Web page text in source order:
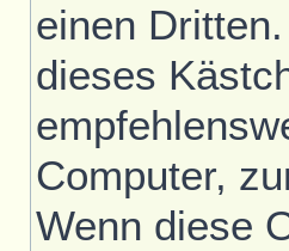
einen
dieses
Computer,
Wenn diese